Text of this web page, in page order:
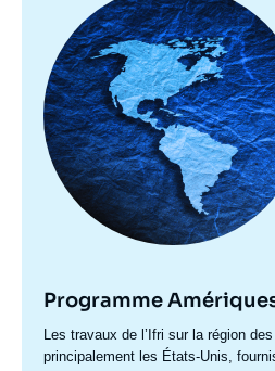
principale
Programme
Accroche
centre
Les travaux de l’Ifri sur la région
principalement les États-Unis,